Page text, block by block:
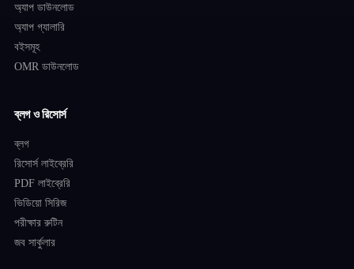
অ্যাপ ডাউনলোড
অ্যাপ গ্যালারি
বইসমূহ
OMR ডাউনলোড
ব্লগ ও রিসোর্স
ব্লগ
রিসোর্স লাইব্রেরি
PDF লাইব্রেরি
ভিডিয়ো সিরিজ
পরীক্ষার রুটিন
জব সার্কুলার